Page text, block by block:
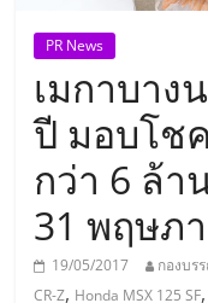
ธุรกิจ
เอ
ส
เอ็
PR News
เมกาบาง
ปี มอบโช
กว่า 6 ล้
31 พฤษภ
19/05/2017 กองบร
CR-Z, Honda MSX 125 SF,